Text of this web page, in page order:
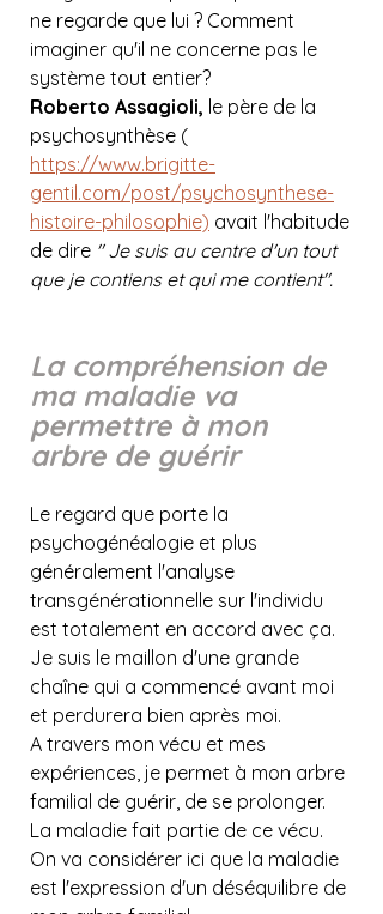
ne regarde que lui ? Comment
imaginer qu'il ne concerne pas le
système tout entier?
Roberto Assagioli, le père de la
psychosynthèse (
https://www.brigitte-
gentil.com/post/psychosynthese-
histoire-philosophie) avait l'habitude
de dire " Je suis au centre d'un tout
que je contiens et qui me contient".
La compréhension de
ma maladie va
permettre à mon
arbre de guérir
Le regard que porte la
psychogénéalogie et plus
généralement l'analyse
transgénérationnelle sur l'individu
est totalement en accord avec ça.
Je suis le maillon d'une grande
chaîne qui a commencé avant moi
et perdurera bien après moi.
A travers mon vécu et mes
expériences, je permet à mon arbre
familial de guérir, de se prolonger.
La maladie fait partie de ce vécu.
On va considérer ici que la maladie
est l'expression d'un déséquilibre de